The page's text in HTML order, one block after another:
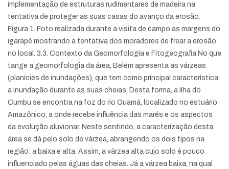
implementação de estruturas rudimentares de madeira na
tentativa de proteger as suas casas do avanço da erosão.
Figura 1. Foto realizada durante a visita de campo as margens do
igarapé mostrando a tentativa dos moradores de frear a erosão
no local. 3.3. Contexto da Geomorfologia e Fitogeografia No que
tange a geomorfologia da área, Belém apresenta as várzeas
(planícies de inundações), que tem como principal característica
a inundação durante as suas cheias. Desta forma, a ilha do
Cumbu se encontra na foz do rio Guamá, localizado no estuário
Amazônico, a onde recebe influência das marés e os aspectos
da evolução aluvionar. Neste sentindo, a caracterização desta
área se dá pelo solo de várzea, abrangendo os dois tipos na
região: a baixa e alta. Assim, a várzea alta cujo solo é pouco
influenciado pelas águas das cheias. Já a várzea baixa, na qual